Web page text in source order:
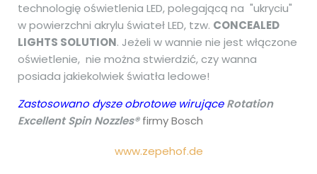
technologię oświetlenia LED, polegającą na "ukryciu"
w powierzchni akrylu świateł LED, tzw. CONCEALED
LIGHTS SOLUTION. Jeżeli w wannie nie jest włączone
oświetlenie, nie można stwierdzić, czy wanna
posiada jakiekolwiek światła ledowe!
Zastosowano dysze obrotowe wirujące Rotation
Excellent Spin Nozzles®firmy Bosch
www.zepehof.de